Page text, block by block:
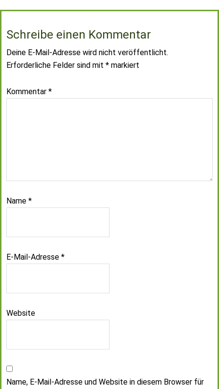
Schreibe einen Kommentar
Deine E-Mail-Adresse wird nicht veröffentlicht.
Erforderliche Felder sind mit * markiert
Kommentar *
Name *
E-Mail-Adresse *
Website
Name, E-Mail-Adresse und Website in diesem Browser für